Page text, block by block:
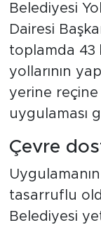
Belediyesi
Dairesi
toplamda 43
yollarının
yerine reçine
uygulaması
Çevre
tasarruflu
Belediyesi